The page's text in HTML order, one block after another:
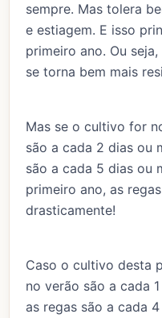
sempre. Mas tolera
e estiagem. E isso
primeiro ano. Ou
se torna bem mais
Mas se o cultivo for
são a cada 2 dias ou
são a cada 5 dias ou
primeiro ano, as
drasticamente!
Caso o cultivo desta
no verão são a cada
as regas são a cada